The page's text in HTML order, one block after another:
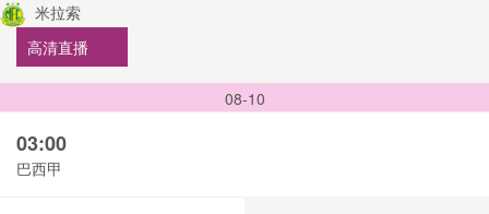
米拉索
高清直播
08-10
03:00
巴西甲